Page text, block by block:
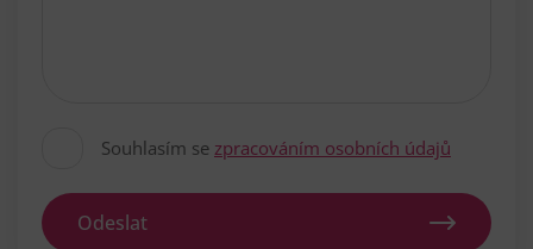
Souhlasím se zpracováním osobních údajů
Odeslat